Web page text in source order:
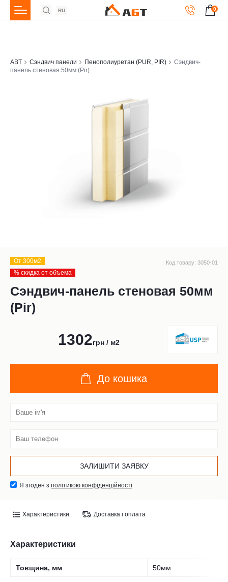
RU 0
ABT Сэндвич панели Пенополиуретан (PUR, PIR)
Сэндвич-
панель стеновая 50мм (Pir)
От 300м2
% скидка от объема
Код товару: 3050-01
Сэндвич-панель стеновая 50мм
(Pir)
1302грн / м2
До кошика
Я згоден з політикою конфіденційності
Характеристики Доставка і оплата
Характеристики
Товщина, мм 50мм